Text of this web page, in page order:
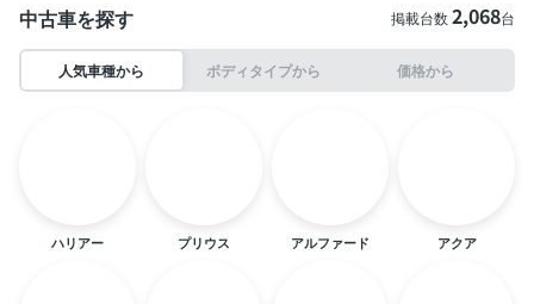
中古車を探す 掲載台数2,068台
人気車種から ボディタイプから 価格から
ハリアー プリウス アルファード アクア